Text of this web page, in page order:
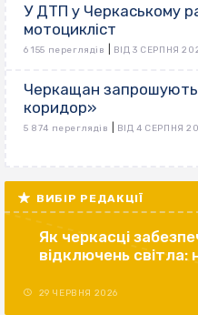
У ДТП у Черкаському
мотоцикліст
6 155 переглядів ВІД 3 СЕРПНЯ
Черкащан
коридор»
5 874 переглядів ВІД 4 СЕРПНЯ
ВИБІР РЕДАКЦІЇ
Як черкасці
відключень світла:
29 ЧЕРВНЯ 2026